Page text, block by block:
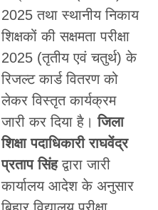
2025 तथा स्थानीय निकाय
शिक्षकों की सक्षमता परीक्षा
2025 (तृतीय एवं चतुर्थ) के
रिजल्ट कार्ड वितरण को
लेकर विस्तृत कार्यक्रम
जारी कर दिया है।जिला
शिक्षा पदाधिकारी राघवेंद्र
प्रताप सिंहद्वारा जारी
कार्यालय आदेश के अनुसार